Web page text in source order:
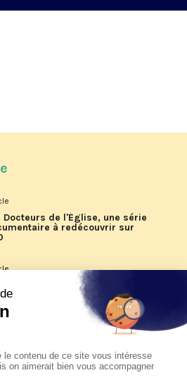
Docteurs de l'Église, une série
à redécouvrir sur
reportages d'été 2026 de KTO
visite pastorale du pape Léon
à Assise à suivre sur KTO le
6 août